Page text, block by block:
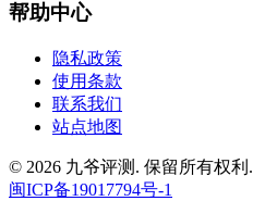
帮助中心
隐私政策
使用条款
联系我们
站点地图
© 2026 九爷评测. 保留所有权利.
闽ICP备19017794号-1